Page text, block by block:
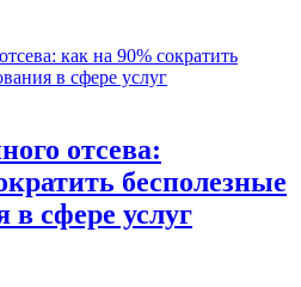
отсева:
бесполезные
в сфере услуг